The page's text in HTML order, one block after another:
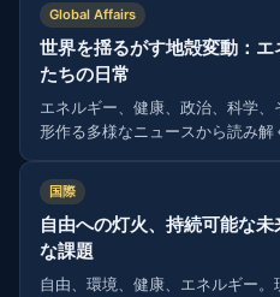
Global Affairs
世界を揺るがす地殻変動：
たちの日常
エネルギー、健康、政治、科学
形作る多様なニュースから読み解
国際
自由への灯火、持続可能な
な課題
自由、環境、健康、エネルギー